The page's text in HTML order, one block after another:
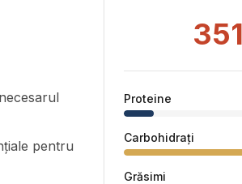
pentru
351
Proteine
Carbohidrați
Grăsimi